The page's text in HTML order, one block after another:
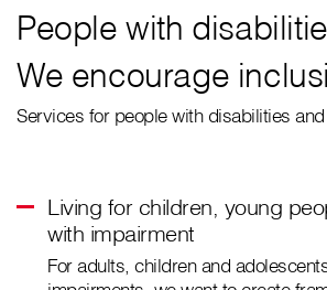
People with
We encourage
Services for people with disabilities
Living for children, young
with impairment
For adults, children and